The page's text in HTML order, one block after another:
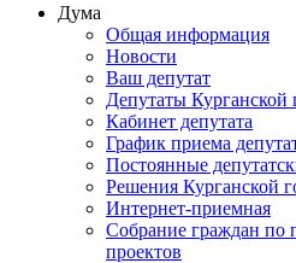
Дума
Общая информация
Новости
Ваш депутат
Депутаты
Кабинет депутата
График приема
Постоянные
Решения Курганской
Интернет-приемная
Собрание граждан по
проектов